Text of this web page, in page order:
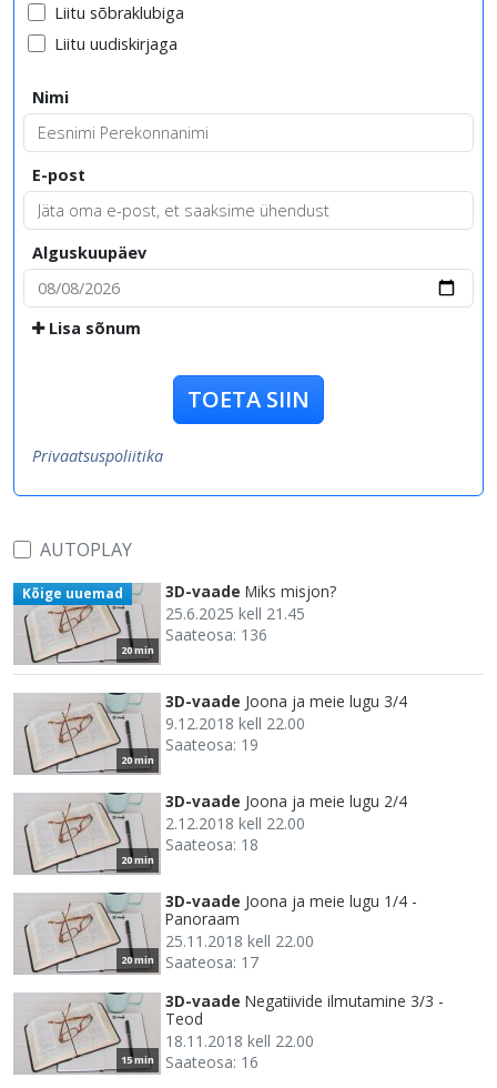
Liitu sõbraklubiga
Liitu uudiskirjaga
Nimi
E-post
Alguskuupäev
Lisa sõnum
TOETA SIIN
Privaatsuspoliitika
AUTOPLAY
20 min
Kõige uuemad 3D-vaade Miks misjon?
25.6.2025 kell 21.45
Saateosa: 136
20 min
3D-vaade Joona ja meie lugu 3/4
9.12.2018 kell 22.00
Saateosa: 19
20 min
3D-vaade Joona ja meie lugu 2/4
2.12.2018 kell 22.00
Saateosa: 18
20 min
3D-vaade Joona ja meie lugu 1/4 -
Panoraam
25.11.2018 kell 22.00
Saateosa: 17
15 min
3D-vaade Negatiivide ilmutamine 3/3 -
Teod
18.11.2018 kell 22.00
Saateosa: 16